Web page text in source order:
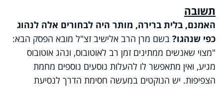
תשובה
האמנם, בלית ברירה, מותר היה לבחורים אלה לנהוג
כפי שנהגו? בשם מרן הרב אלישיב זצ"ל מובא הפסק הבא:
"מצוי שאנשים ממתינים זמן רב לאוטובוס, ונהג אוטובוס
מגיע, ואין מתאפשר לו להעלות נוסעים נוספים מחמת
הצפיפות. יש הנוקטים במעשה חסימת הדרך לנסיעת